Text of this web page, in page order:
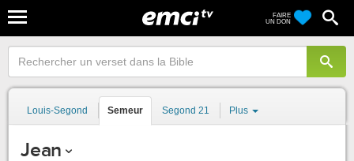
FAIRE
UN DON
Louis-Segond Semeur Segond 21 Plus
Jean